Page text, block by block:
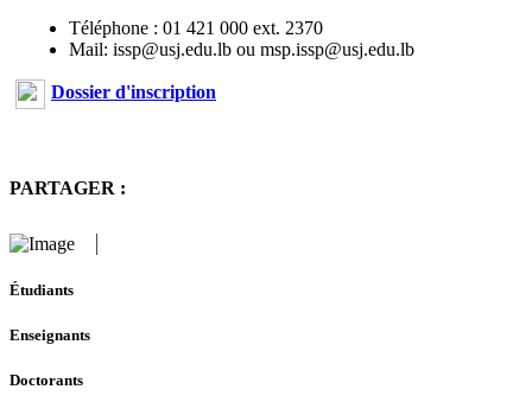
Téléphone : 01 421 000 ext. 2370
Mail: issp@usj.edu.lb ou msp.issp@usj.edu.lb
Dossier d'inscription
PARTAGER :
Étudiants
Enseignants
Doctorants